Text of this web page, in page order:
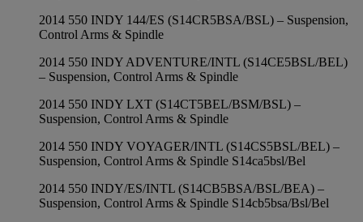
2014 550 INDY 144/ES (S14CR5BSA/BSL) – Suspension,
Control Arms & Spindle
2014 550 INDY ADVENTURE/INTL (S14CE5BSL/BEL)
– Suspension, Control Arms & Spindle
2014 550 INDY LXT (S14CT5BEL/BSM/BSL) –
Suspension, Control Arms & Spindle
2014 550 INDY VOYAGER/INTL (S14CS5BSL/BEL) –
Suspension, Control Arms & Spindle S14ca5bsl/Bel
2014 550 INDY/ES/INTL (S14CB5BSA/BSL/BEA) –
Suspension, Control Arms & Spindle S14cb5bsa/Bsl/Bel